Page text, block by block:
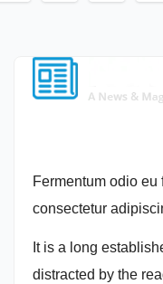
Fermentum odio
consectetur
It is a long
distracted by the